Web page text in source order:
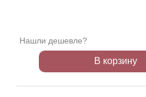
Нашли дешевле?
В корзину